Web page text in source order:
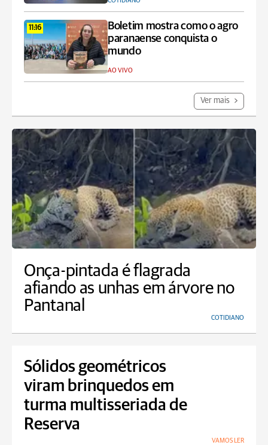
11:16
Boletim mostra como o agro
paranaense conquista o
mundo
AO VIVO
Ver mais
Onça-pintada é flagrada
afiando as unhas em árvore no
Pantanal
COTIDIANO
Sólidos geométricos
viram brinquedos em
turma multisseriada de
Reserva
VAMOS LER